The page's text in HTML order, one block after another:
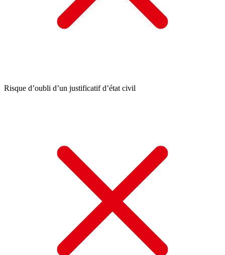
Risque d’oubli d’un justificatif d’état civil